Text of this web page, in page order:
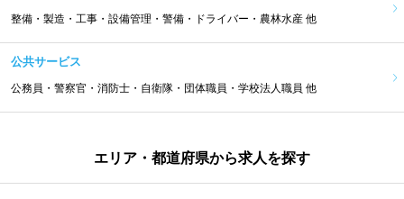
整備・製造・工事・設備管理・警備・ドライバー・農林水産 他
公共サービス
公務員・警察官・消防士・自衛隊・団体職員・学校法人職員 他
エリア・都道府県から求人を探す